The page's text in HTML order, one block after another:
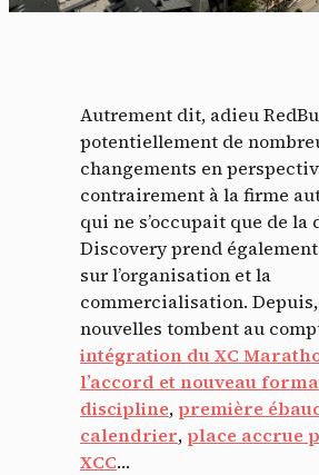
Autrement dit, adieu
potentiellement de
changements en
contrairement à la firme
qui ne s’occupait que de la
Discovery prend
sur l’organisation et la
commercialisation.
nouvelles tombent au
intégration du XC
l’accord et nouveau
discipline, première
calendrier, place accrue
XCC…